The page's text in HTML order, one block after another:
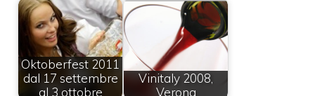
Oktoberfest 2011
dal 17 settembre
al 3 ottobre
Vinitaly 2008,
Verona